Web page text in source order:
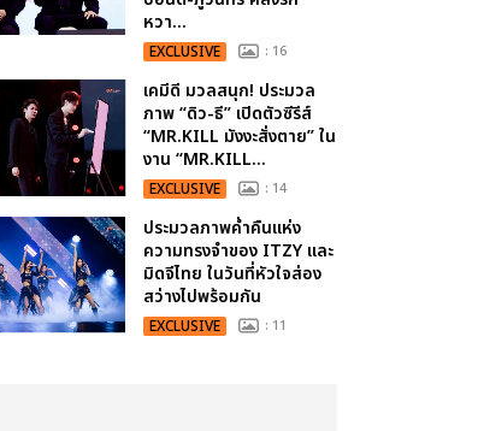
หวา...
EXCLUSIVE : 16
เคมีดี มวลสนุก! ประมวล
ภาพ “ดิว-ธี” เปิดตัวซีรีส์
“MR.KILL มังงะสั่งตาย” ใน
งาน “MR.KILL...
EXCLUSIVE : 14
ประมวลภาพค่ำคืนแห่ง
ความทรงจำของ ITZY และ
มิดจีไทย ในวันที่หัวใจส่อง
สว่างไปพร้อมกัน
EXCLUSIVE : 11